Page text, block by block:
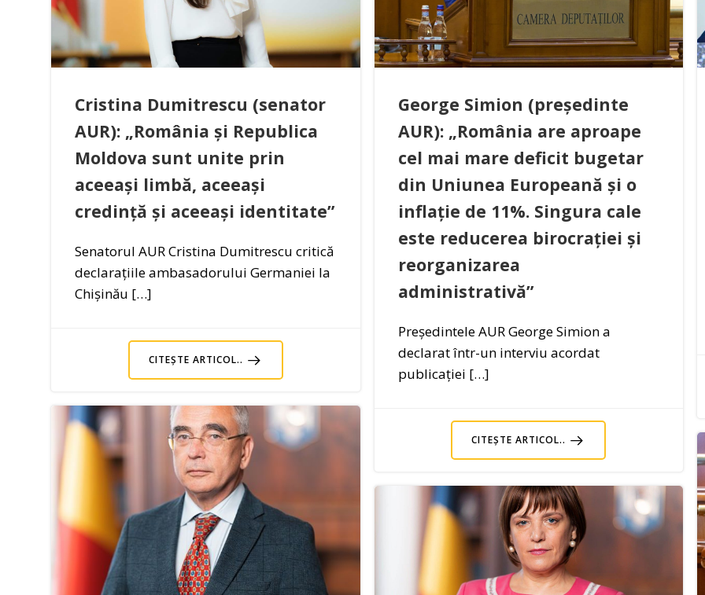
Cristina Dumitrescu (senator
AUR): „România și Republica
Moldova sunt unite prin
aceeași limbă, aceeași
credință și aceeași identitate”
Senatorul AUR Cristina Dumitrescu critică
declarațiile ambasadorului Germaniei la
Chișinău […]
CITEȘTE ARTICOL..
George Simion (președinte
AUR): „România are aproape
cel mai mare deficit bugetar
din Uniunea Europeană și o
inflație de 11%. Singura cale
este reducerea birocrației și
reorganizarea
administrativă”
Președintele AUR George Simion a
declarat într-un interviu acordat
publicației […]
CITEȘTE ARTICOL..